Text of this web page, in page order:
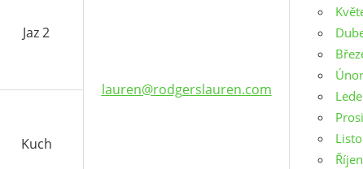
Jaz 2
lauren@rodgerslauren.com
Kuch